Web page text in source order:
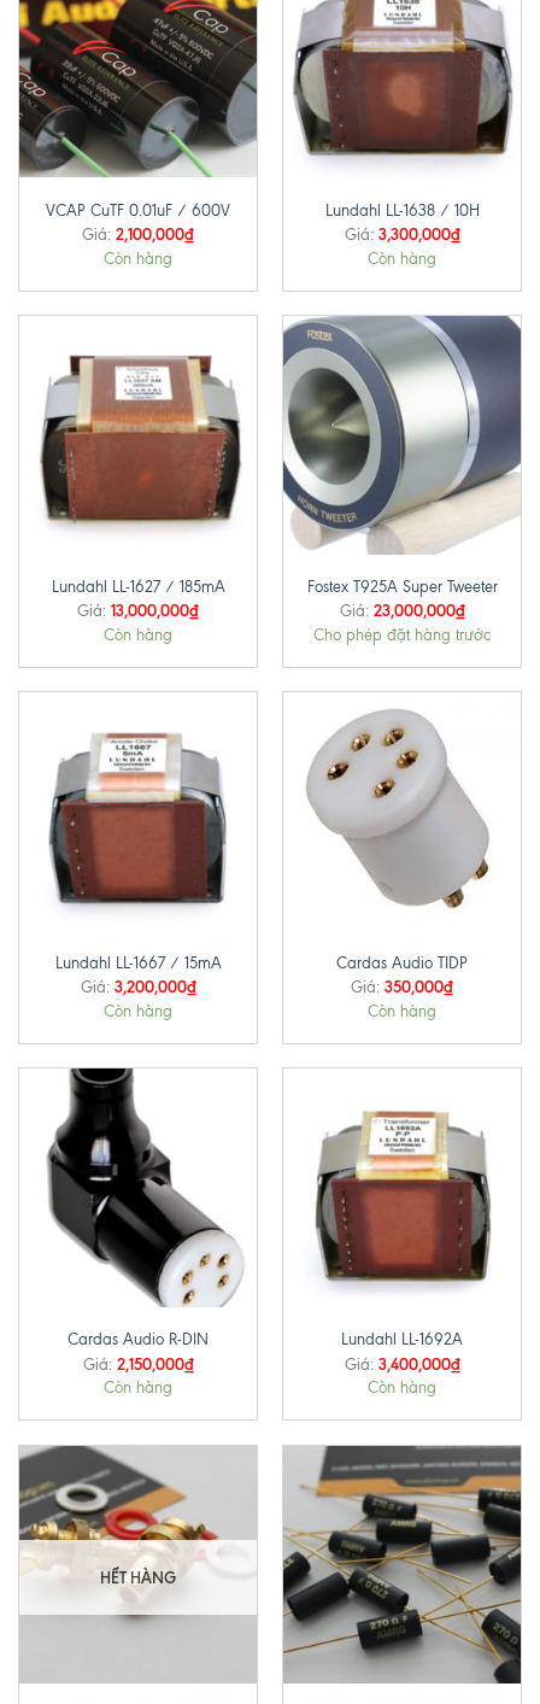
VCAP CuTF 0.01uF / 600V
Giá: 2,100,000₫
Còn hàng
Lundahl LL-1638 / 10H
Giá: 3,300,000₫
Còn hàng
Lundahl LL-1627 / 185mA
Giá: 13,000,000₫
Còn hàng
Fostex T925A Super Tweeter
Giá: 23,000,000₫
Cho phép đặt hàng trước
Lundahl LL-1667 / 15mA
Giá: 3,200,000₫
Còn hàng
Cardas Audio TIDP
Giá: 350,000₫
Còn hàng
Cardas Audio R-DIN
Giá: 2,150,000₫
Còn hàng
Lundahl LL-1692A
Giá: 3,400,000₫
Còn hàng
HẾT HÀNG